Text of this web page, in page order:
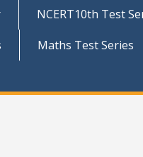
NCERT10th Test
Maths Test Series